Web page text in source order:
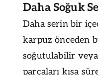
Daha Soğuk
Daha serin bir
karpuz önceden
soğutulabilir
parçaları kısa